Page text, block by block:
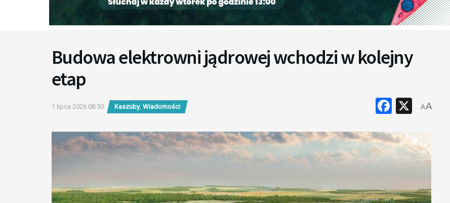
Budowa elektrowni jądrowej wchodzi w kolejny
etap
1 lipca 2026 08:50 Kaszuby, Wiadomości Facebook
X
AA